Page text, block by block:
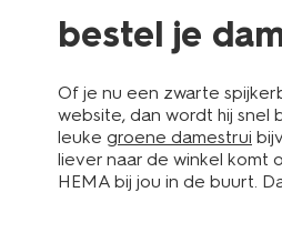
bestel je
Of je nu een zwarte
website, dan wordt hij snel
leuke groene damestrui
liever naar de winkel komt
HEMA bij jou in de buurt.